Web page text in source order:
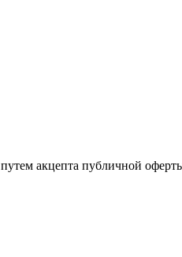
акцепта публичной